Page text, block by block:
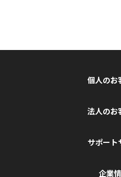
個人のお
法人のお
サポート
企業